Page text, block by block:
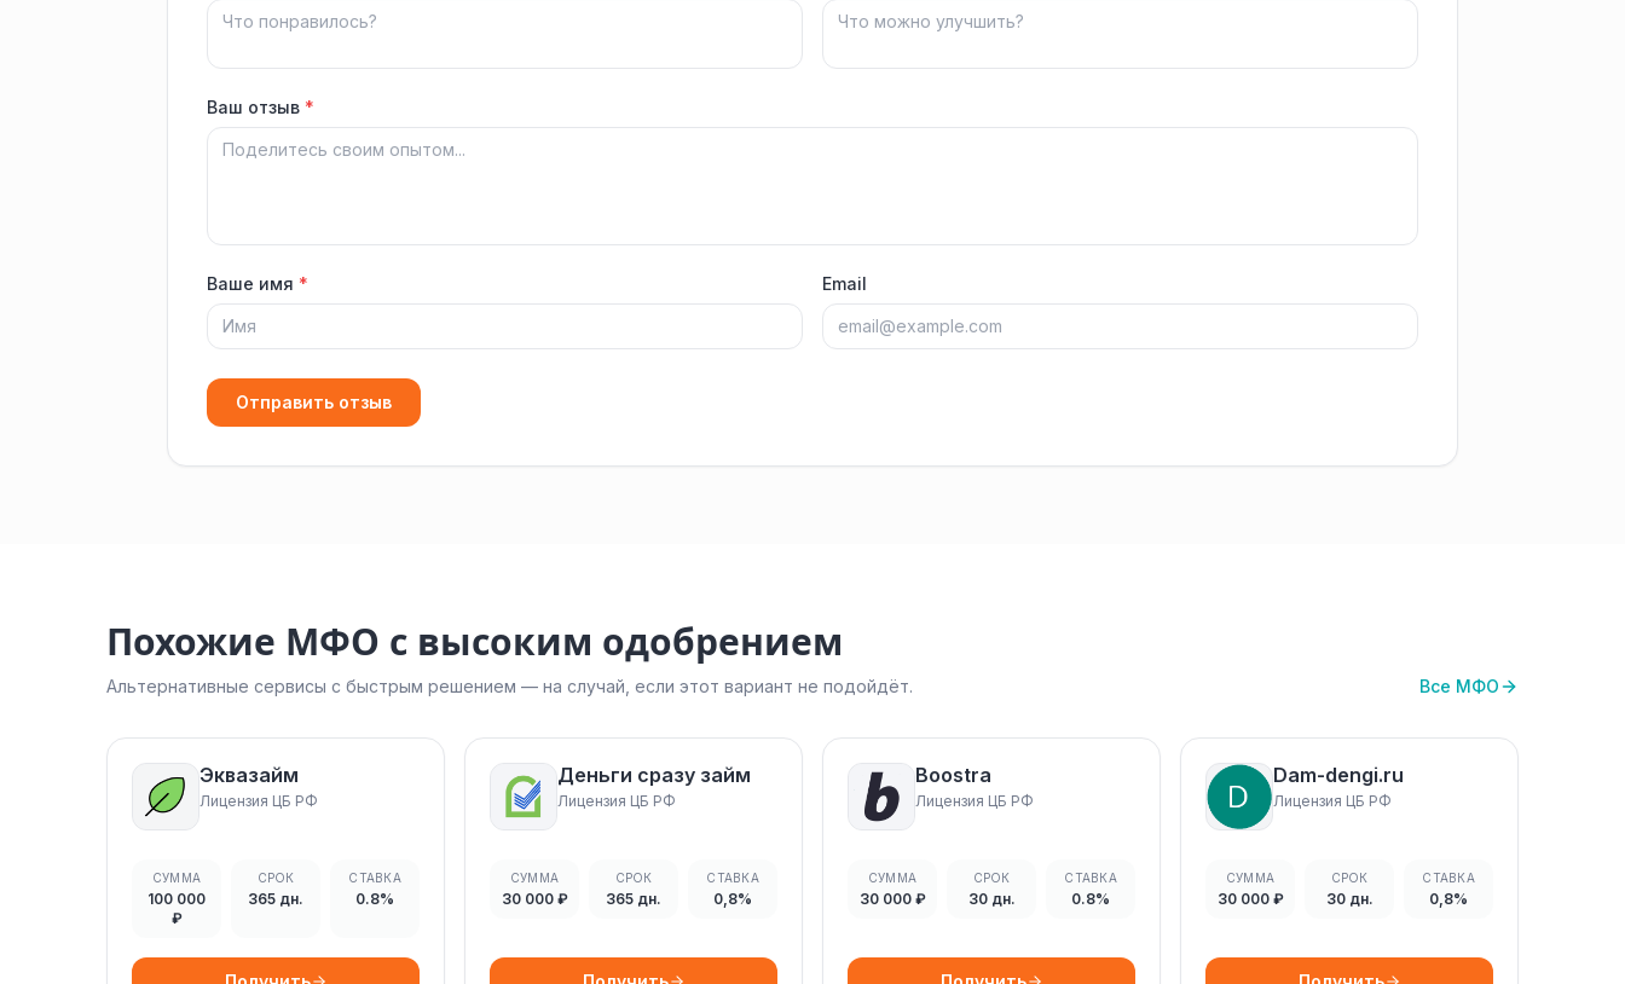
Ваш отзыв *
Ваше имя * Email
Отправить отзыв
Похожие МФО с высоким одобрением
Альтернативные сервисы с быстрым решением — на случай, если этот вариант не подойдёт. Все МФО
Эквазайм
Лицензия ЦБ РФ
СУММА
100 000
₽
СРОК
365 дн.
СТАВКА
0.8%
Деньги сразу займ
Лицензия ЦБ РФ
СУММА
30 000 ₽
СРОК
365 дн.
СТАВКА
0,8%
Boostra
Лицензия ЦБ РФ
СУММА
30 000 ₽
СРОК
30 дн.
СТАВКА
0.8%
Dam-dengi.ru
Лицензия ЦБ РФ
СУММА
30 000 ₽
СРОК
30 дн.
СТАВКА
0,8%